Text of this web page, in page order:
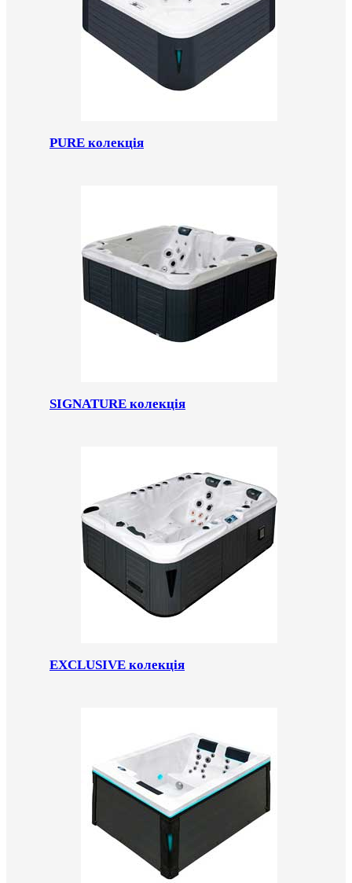
PURE колекція
SIGNATURE колекція
EXCLUSIVE колекція